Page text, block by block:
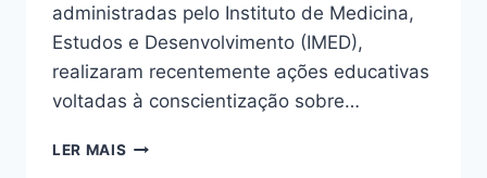
administradas pelo Instituto de Medicina,
Estudos e Desenvolvimento (IMED),
realizaram recentemente ações educativas
voltadas à conscientização sobre…
LER MAIS